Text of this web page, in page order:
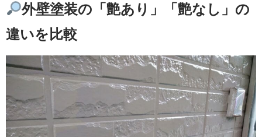
外壁塗装の「艶あり」「艶なし」の
違いを比較